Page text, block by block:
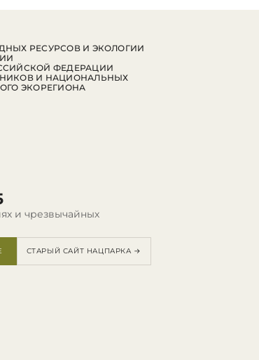
и чрезвычайных
СТАРЫЙ САЙТ НАЦПАРКА →
РЕСУРСОВ И ЭКОЛОГИИ
ФЕДЕРАЦИИ
И НАЦИОНАЛЬНЫХ
ЭКОРЕГИОНА